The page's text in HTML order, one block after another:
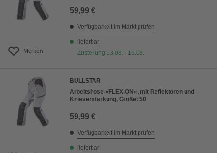
Merken
59,99 €
Verfügbarkeit im Markt prüfen
lieferbar
Zustellung 13.08. - 15.08.
BULLSTAR
Arbeitshose »FLEX-ON«, mit Reflektoren und
Knieverstärkung, Größe: 50
59,99 €
Verfügbarkeit im Markt prüfen
lieferbar